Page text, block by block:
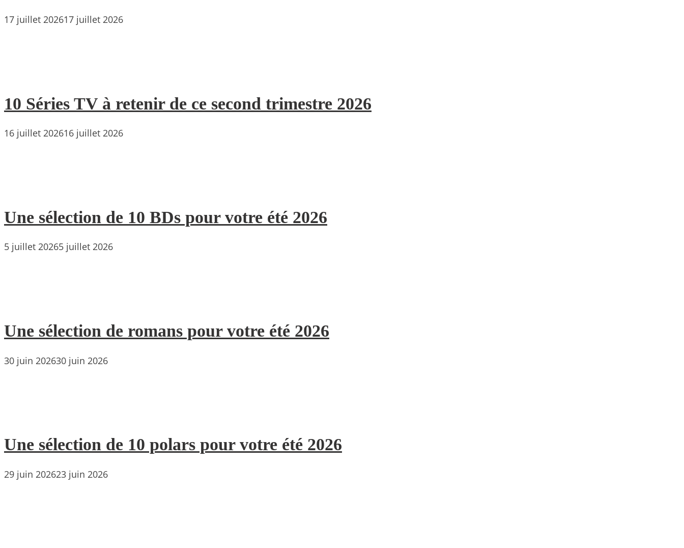
17 juillet 202617 juillet 2026
10 Séries TV à retenir de ce second trimestre 2026
16 juillet 202616 juillet 2026
Une sélection de 10 BDs pour votre été 2026
5 juillet 20265 juillet 2026
Une sélection de romans pour votre été 2026
30 juin 202630 juin 2026
Une sélection de 10 polars pour votre été 2026
29 juin 202623 juin 2026